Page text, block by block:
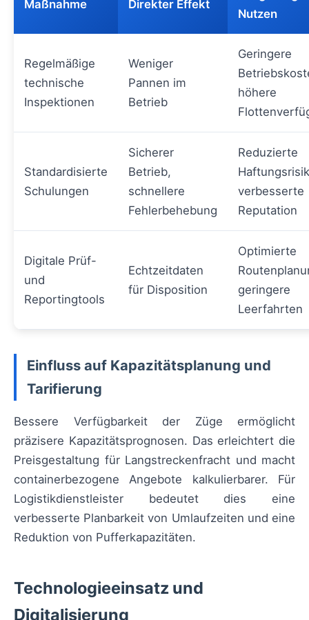
Maßnahme Direkter Effekt
Nutzen
Regelmäßige
technische
Inspektionen
Weniger
Pannen im
Betrieb
Geringere
höhere
Standardisierte
Schulungen
Sicherer
Betrieb,
schnellere
Fehlerbehebung
Reduzierte
verbesserte
Reputation
Digitale Prüf-
und
Reportingtools
Echtzeitdaten
für Disposition
Optimierte
geringere
Leerfahrten
Einfluss auf Kapazitätsplanung und
Tarifierung
Bessere Verfügbarkeit der Züge ermöglicht
präzisere Kapazitätsprognosen. Das erleichtert die
Preisgestaltung für Langstreckenfracht und macht
containerbezogene Angebote kalkulierbarer. Für
Logistikdienstleister bedeutet dies eine
verbesserte Planbarkeit von Umlaufzeiten und eine
Reduktion von Pufferkapazitäten.
Technologieeinsatz und
Digitalisierung